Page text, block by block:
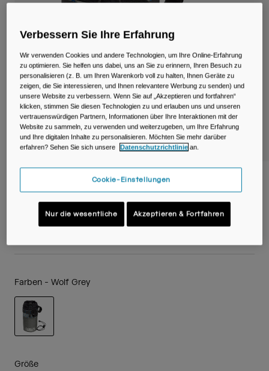
Fahrradtaschen
Trinkblasen
Zubehör
M.U.L.E.® Stem Pack
Artikelnr.
Farben - Wolf Grey
Größe
Verbessern Sie Ihre Erfahrung
Wir verwenden Cookies und andere Technologien, um Ihre Online-Erfahrung
zu optimieren. Sie helfen uns dabei, uns an Sie zu erinnern, Ihren Besuch zu
personalisieren (z. B. um Ihren Warenkorb voll zu halten, Ihnen Geräte zu
zeigen, die Sie interessieren, und Ihnen relevantere Werbung zu senden) und
unsere Website zu verbessern. Wenn Sie auf „Akzeptieren und fortfahren“
klicken, stimmen Sie diesen Technologien zu und erlauben uns und unseren
vertrauenswürdigen Partnern, Informationen über Ihre Interaktionen mit der
Website zu sammeln, zu verwenden und weiterzugeben, um Ihre Erfahrung
und Ihre digitalen Inhalte zu personalisieren. Möchten Sie mehr darüber
erfahren? Sehen Sie sich unsere
Datenschutzrichtlinie an.
Cookie-Einstellungen
Nur die wesentliche Akzeptieren & Fortfahren